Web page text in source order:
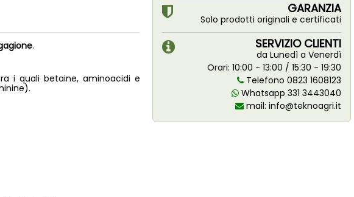
.
i quali betaine, aminoacidi e
GARANZIA
Solo prodotti originali e certificati
SERVIZIO CLIENTI
da Lunedì a Venerdì
Orari: 10:00 - 13:00 / 15:30 - 19:30
Telefono 0823 1608123
Whatsapp 331 3443040
mail: info@teknoagri.it